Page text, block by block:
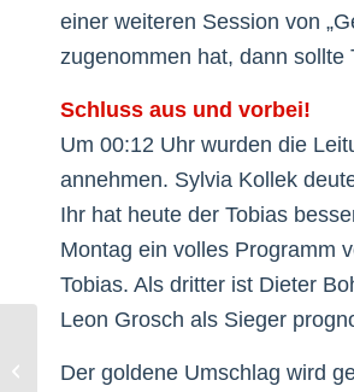
einer weiteren Session von
zugenommen hat, dann
Schluss aus und vorbei!
Um 00:12 Uhr wurden die
annehmen. Sylvia Kollek
Ihr hat heute der Tobias
Montag ein volles Programm
Tobias. Als dritter ist Dieter
Leon Grosch als Sieger
Der goldene Umschlag wird
DSDS – das Finale